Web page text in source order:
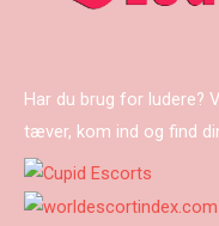
Har du brug for ludere?
tæver, kom ind og find